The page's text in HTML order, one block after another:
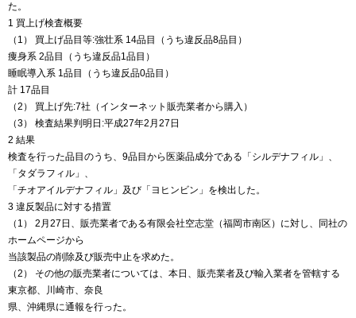
た。
1 買上げ検査概要
（1） 買上げ品目等:強壮系 14品目（うち違反品8品目）
痩身系 2品目（うち違反品1品目）
睡眠導入系 1品目（うち違反品0品目）
計 17品目
（2） 買上げ先:7社（インターネット販売業者から購入）
（3） 検査結果判明日:平成27年2月27日
2 結果
検査を行った品目のうち、9品目から医薬品成分である「シルデナフィル」、
「タダラフィル」、
「チオアイルデナフィル」及び「ヨヒンビン」を検出した。
3 違反製品に対する措置
（1） 2月27日、販売業者である有限会社空志堂（福岡市南区）に対し、同社の
ホームページから
当該製品の削除及び販売中止を求めた。
（2） その他の販売業者については、本日、販売業者及び輸入業者を管轄する
東京都、川崎市、奈良
県、沖縄県に通報を行った。